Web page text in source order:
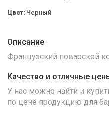
Цвет: Черный
Описание
Французский поварской
Качество и отличные
У нас можно найти и
по цене продукцию для